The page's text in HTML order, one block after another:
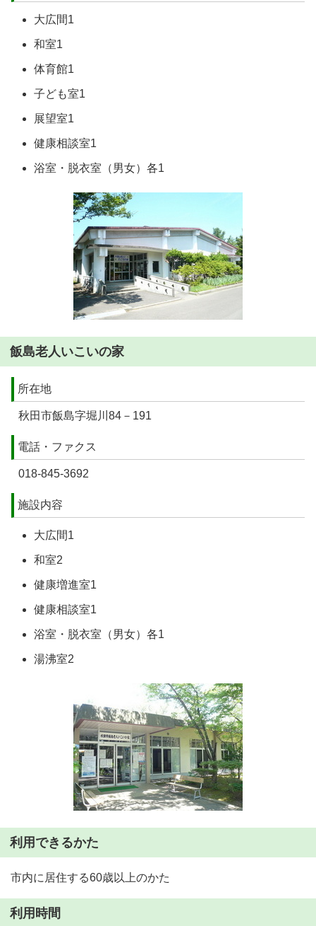
大広間1
和室1
体育館1
子ども室1
展望室1
健康相談室1
浴室・脱衣室（男女）各1
飯島老人いこいの家
所在地
秋田市飯島字堀川84－191
電話・ファクス
018-845-3692
施設内容
大広間1
和室2
健康増進室1
健康相談室1
浴室・脱衣室（男女）各1
湯沸室2
利用できるかた
市内に居住する60歳以上のかた
利用時間